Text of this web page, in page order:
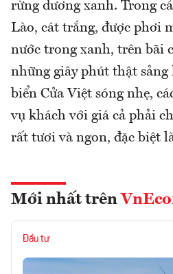
rừng dương xanh. Trong
Lào, cát trắng, được phơi
nước trong xanh, trên bãi
những giây phút thật
biển Cửa Việt sóng nhẹ,
vụ khách với giá cả phải
rất tươi và ngon, đặc biệt
Mới nhất trên
Đầu tư